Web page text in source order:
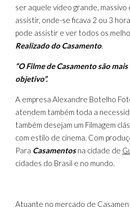
ser aquele vídeo grande, massivo
assistir, onde-se ficava 2 ou 3
pode assistir e ver todos os
Realizado do Casamento.
“O Filme de Casamento são
objetivo”.
A empresa Alexandre Botelho
atendem também toda a
também desejam um Filmagem
com estilo de cinema. Com
Para Casamentosna cidade de
cidades do Brasil e no mundo.
Atuante no mercado de